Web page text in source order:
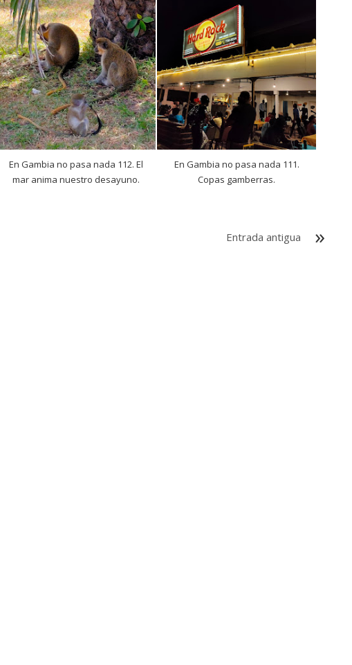
En Gambia no pasa nada 112. El
mar anima nuestro desayuno.
En Gambia no pasa nada 111.
Copas gamberras.
Entrada antigua